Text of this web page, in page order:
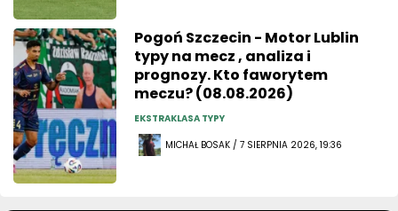
Pogoń Szczecin - Motor Lublin
typy na mecz , analiza i
prognozy. Kto faworytem
meczu? (08.08.2026)
EKSTRAKLASA TYPY
MICHAŁ BOSAK / 7 SIERPNIA 2026, 19:36